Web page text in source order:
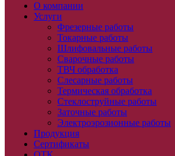
О компании
Услуги
Фрезерные работы
Токарные работы
Шлифовальные работы
Сварочные работы
ТВЧ обработка
Слесарные работы
Термическая обработка
Стеклоструйные работы
Заточные работы
Электроэрозионные работы
Продукция
Сертификаты